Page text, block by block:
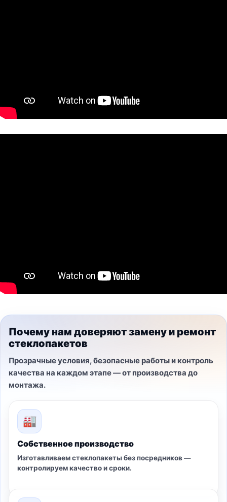
Почему нам доверяют замену и ремонт
стеклопакетов
Прозрачные условия, безопасные работы и контроль
качества на каждом этапе — от производства до
монтажа.
🏭
Собственное производство
Изготавливаем стеклопакеты без посредников —
контролируем качество и сроки.